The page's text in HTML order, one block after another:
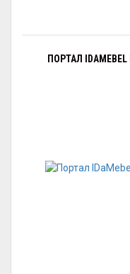
ПОРТАЛ